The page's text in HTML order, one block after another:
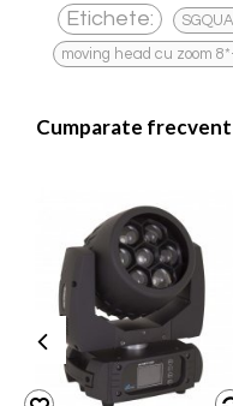
Etichete:
moving head cu zoom
Cumparate